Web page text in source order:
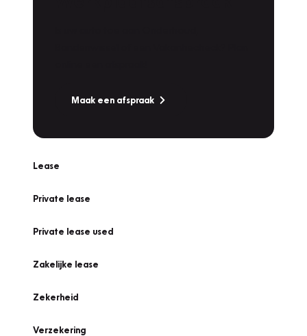
Maak een afspraak
Lease
Private lease
Private lease used
Zakelijke lease
Zekerheid
Verzekering